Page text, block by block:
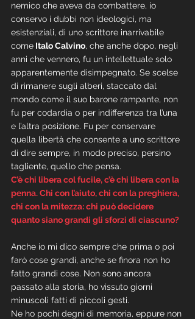
nemico che aveva da combattere, io
conservo i dubbi non ideologici, ma
esistenziali, di uno scrittore inarrivabile
come Italo Calvino, che anche dopo, negli
anni che vennero, fu un intellettuale solo
apparentemente disimpegnato. Se scelse
di rimanere sugli alberi, staccato dal
mondo come il suo barone rampante, non
fu per codardia o per indifferenza tra l’una
e l’altra posizione. Fu per conservare
quella libertà che consente a uno scrittore
di dire sempre, in modo preciso, persino
tagliente, quello che pensa.
C’è chi libera col fucile, c’è chi libera con la
penna. Chi con l’aiuto, chi con la preghiera,
chi con la mitezza: chi può decidere
quanto siano grandi gli sforzi di ciascuno?
Anche io mi dico sempre che prima o poi
farò cose grandi, anche se finora non ho
fatto grandi cose. Non sono ancora
passato alla storia, ho vissuto giorni
minuscoli fatti di piccoli gesti.
Ne ho pochi degni di memoria, eppure non